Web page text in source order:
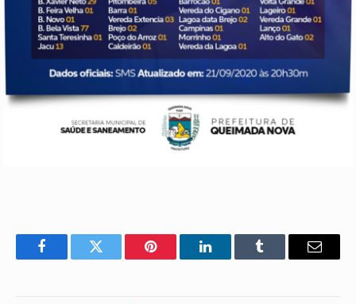
FacebookTwitter Pinterest LinkedInTumblr
E-